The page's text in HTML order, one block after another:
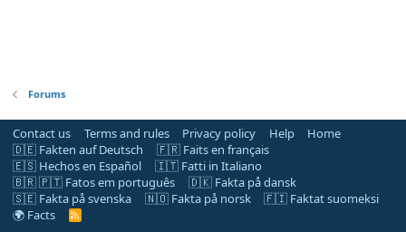
Forums
Contact us Terms and rules Privacy policy Help
Home
🇩🇪 Fakten auf Deutsch
🇫🇷 Faits en français
🇪🇸 Hechos en Español
🇮🇹 Fatti in Italiano
🇧🇷 🇵🇹 Fatos em português
🇩🇰 Fakta på dansk
🇸🇪 Fakta på svenska
🇳🇴 Fakta på norsk
🇫🇮 Faktat suomeksi
🌍 Facts
R